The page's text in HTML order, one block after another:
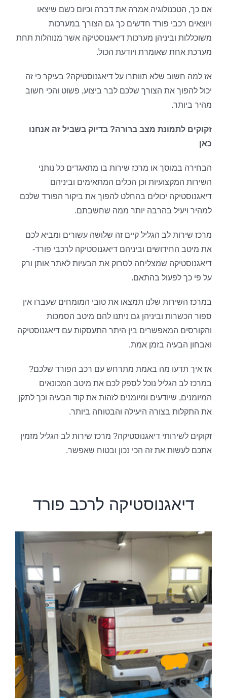
אם כך, הטכנולוגיה אמרה את דברה וכיום כשם שיצאו
ויוצאים רכבי פורד חדשים כך גם הצורך במערכות
משוכללות וביניהן מערכות דיאגנוסטיקה אשר מנוהלות תחת
מערכת אחת שאומרת ויודעת הכול.
אז למה חשוב שלא תוותרו על דיאגנוסטיקה? בעיקר כי זה
יכול להפוך את הצורך שלכם לבר ביצוע, פשוט והכי חשוב
מהיר ביותר.
זקוקים לתמונת מצב ברורה? בדיוק בשביל זה אנחנו
כאן
הבחירה במוסך או מרכז שירות בו מתאגדים כל נותני
השירות המקצועיות וכן הכלים המתאימים וביניהם
דיאגנוסטיקה יכולים בהחלט להפוך את ביקור הפורד שלכם
למהיר ויעיל בהרבה יותר ממה שחשבתם.
מרכז שירות לב הגליל קיים זה שלושה עשורים ומביא לכם
את מיטב החידושים וביניהם דיאגנוסטיקה לרכבי פורד-
דיאגנוסטיקה שמצליחה לסרוק את הבעיות לאתר אותן ורק
על פי כך לפעול בהתאם.
במרכז השירות שלנו תמצאו את טובי המומחים שעברו אין
ספור הכשרות וביניהן גם ניתנו להם מיטב הסמכות
והקורסים המאפשרים בין היתר התעסקות עם דיאגנוסטיקה
ואבחון הבעיה בזמן אמת.
אז איך תדעו מה באמת מתרחש עם רכב הפורד שלכם?
במרכז לב הגליל נוכל לספק לכם את מיטב המכונאים
המיומנים, שיודעים ומיומנים לזהות את קוד הבעיה וכך לתקן
את התקלות בצורה היעילה והבטוחה ביותר.
זקוקים לשירותי דיאגנוסטיקה? מרכז שירות לב הגליל מזמין
אתכם לעשות את זה הכי נכון ובטוח שאפשר.
דיאגנוסטיקה לרכב פורד